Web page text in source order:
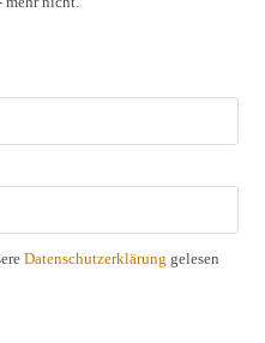
Datenschutzerklärung gelesen